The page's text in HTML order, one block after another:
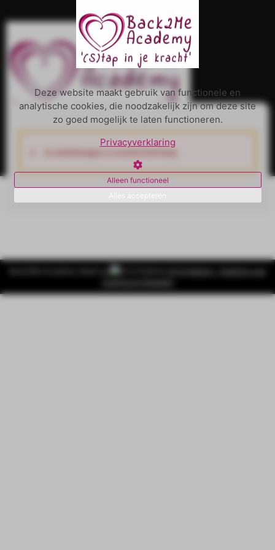
Je winkelwagen is momenteel leeg.
Deze website maakt gebruik van functionele en
analytische cookies, die noodzakelijk zijn om deze site
zo goed mogelijk te laten functioneren.
Privacyverklaring
Alleen functioneel
Alles accepteren